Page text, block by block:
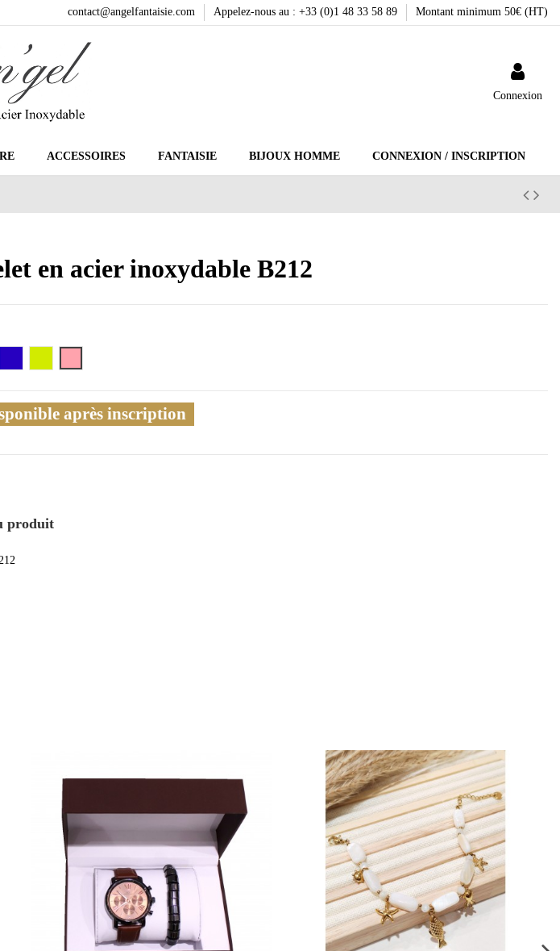
contact@angelfantaisie.com Appelez-nous au : +33 (0)1 48 33 58 89 Montant minimum 50€ (HT)
Connexion
ACCESSOIRES FANTAISIE BIJOUX HOMME CONNEXION / INSCRIPTION
en acier inoxydable B212
après inscription
produit